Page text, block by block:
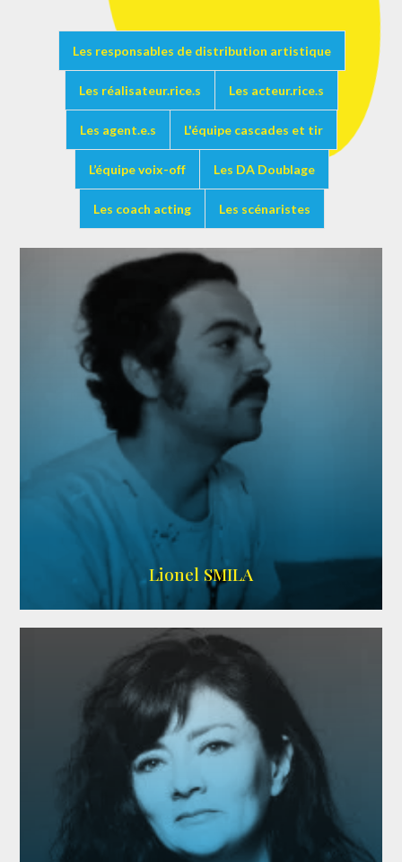
Les responsables de distribution artistique
Les réalisateur.rice.s Les acteur.rice.s
Les agent.e.s L'équipe cascades et tir
L’équipe voix-off Les DA Doublage
Les coach acting Les scénaristes
Lionel SMILA